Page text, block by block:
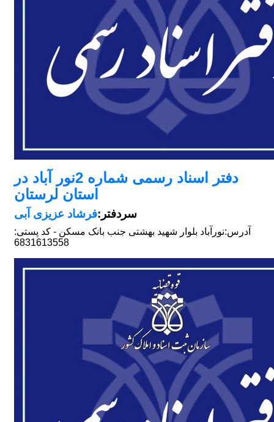
دفتر اسناد رسمی شماره 2نور آباد در
استان لرستان
سردفتر:فرشاد عزیزی آبی
آدرس:نورآباد بلوار شهید بهشتی جنب بانک مسکن - کد پستی:
6831613558